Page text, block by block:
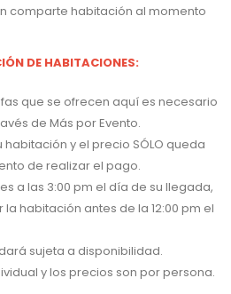
comparte habitación al momento
DE HABITACIONES:
que se ofrecen aquí es necesario
de Más por Evento.
habitación y el precio SÓLO queda
de realizar el pago.
a las 3:00 pm el día de su llegada,
habitación antes de la 12:00 pm el
sujeta a disponibilidad.
y los precios son por persona.